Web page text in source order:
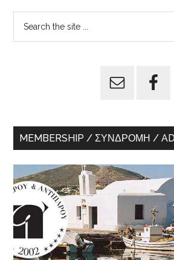
Primary
Sidebar
MEMBERSHIP / ΣΥΝΔΡΟΜΉ /